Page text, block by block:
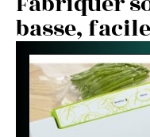
basse,